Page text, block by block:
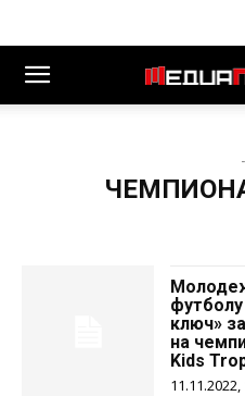
-
ключ»
на
Kids
11.11.2022,